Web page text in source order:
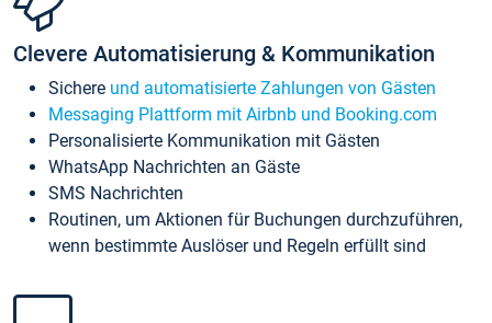
Clevere Automatisierung & Kommunikation
Sichere und automatisierte Zahlungen von Gästen
Messaging Plattform mit Airbnb und Booking.com
Personalisierte Kommunikation mit Gästen
WhatsApp Nachrichten an Gäste
SMS Nachrichten
Routinen, um Aktionen für Buchungen durchzuführen,
wenn bestimmte Auslöser und Regeln erfüllt sind